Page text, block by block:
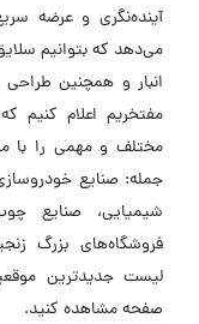
آینده‌نگری و عرضه
می‌دهد که بتوانیم
انبار و همچنین
مفتخریم اعلام کنیم
مختلف و مهمی را با
جمله: صنایع
شیمیایی، صنایع
فروشگاه‌های بزرگ
لیست جدیدترین
صفحه مشاهده کنید.